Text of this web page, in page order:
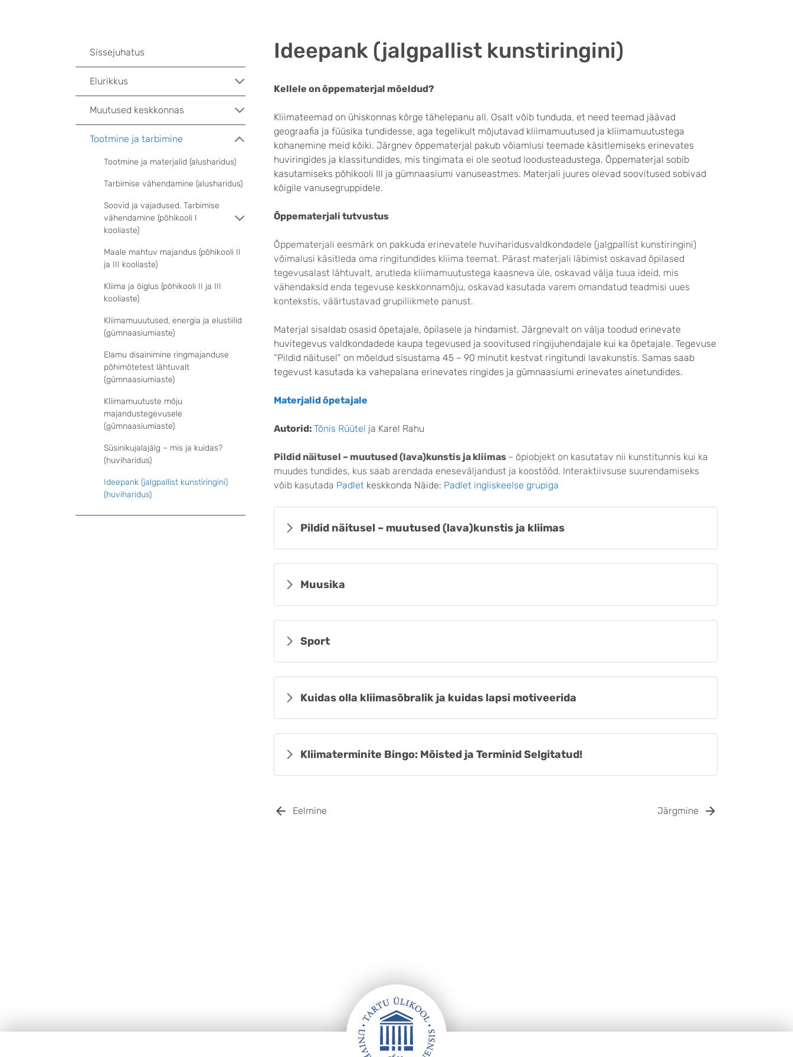
Ideepank (jalgpallist kunstiringini)
Kellele on õppematerjal mõeldud?
Kliimateemad on ühiskonnas kõrge tähelepanu all. Osalt võib tunduda, et need teemad jäävad
geograafia ja füüsika tundidesse, aga tegelikult mõjutavad kliimamuutused ja kliimamuutustega
kohanemine meid kõiki. Järgnev õppematerjal pakub võiamlusi teemade käsitlemiseks erinevates
huviringides ja klassitundides, mis tingimata ei ole seotud loodusteadustega. Õppematerjal sobib
kasutamiseks põhikooli III ja gümnaasiumi vanuseastmes. Materjali juures olevad soovitused sobivad
kõigile vanusegruppidele.
Õppematerjali tutvustus
Õppematerjali eesmärk on pakkuda erinevatele huviharidusvaldkondadele (jalgpallist kunstiringini)
võimalusi käsitleda oma ringitundides kliima teemat. Pärast materjali läbimist oskavad õpilased
tegevusalast lähtuvalt, arutleda kliimamuutustega kaasneva üle, oskavad välja tuua ideid, mis
vähendaksid enda tegevuse keskkonnamõju, oskavad kasutada varem omandatud teadmisi uues
kontekstis, väärtustavad grupiliikmete panust.
Materjal sisaldab osasid õpetajale, õpilasele ja hindamist. Järgnevalt on välja toodud erinevate
huvitegevus valdkondadede kaupa tegevused ja soovitused ringijuhendajale kui ka õpetajale. Tegevuse
“Pildid näitusel” on mõeldud sisustama 45 – 90 minutit kestvat ringitundi lavakunstis. Samas saab
tegevust kasutada ka vahepalana erinevates ringides ja gümnaasiumi erinevates ainetundides.
Materjalid õpetajale
Autorid: Tõnis Rüütel ja Karel Rahu
Pildid näitusel – muutused (lava)kunstis ja kliimas – õpiobjekt on kasutatav nii kunstitunnis kui ka
muudes tundides, kus saab arendada eneseväljandust ja koostööd. Interaktiivsuse suurendamiseks
võib kasutada Padlet keskkonda Näide: Padlet ingliskeelse grupiga
Pildid näitusel – muutused (lava)kunstis ja kliimas
Muusika
Sport
Kuidas olla kliimasõbralik ja kuidas lapsi motiveerida
Kliimaterminite Bingo: Mõisted ja Terminid Selgitatud!
Eelmine Järgmine
Sissejuhatus
Elurikkus
Muutused keskkonnas
Tootmine ja tarbimine
Tootmine ja materjalid (alusharidus)
Tarbimise vähendamine (alusharidus)
Soovid ja vajadused. Tarbimise
vähendamine (põhikooli I
kooliaste)
Maale mahtuv majandus (põhikooli II
ja III kooliaste)
Kliima ja õiglus (põhikooli II ja III
kooliaste)
Kliimamuuutused, energia ja elustiilid
(gümnaasiumiaste)
Elamu disainimine ringmajanduse
põhimõtetest lähtuvalt
(gümnaasiumiaste)
Kliimamuutuste mõju
majandustegevusele
(gümnaasiumiaste)
Süsinikujalajälg – mis ja kuidas?
(huviharidus)
Ideepank (jalgpallist kunstiringini)
(huviharidus)